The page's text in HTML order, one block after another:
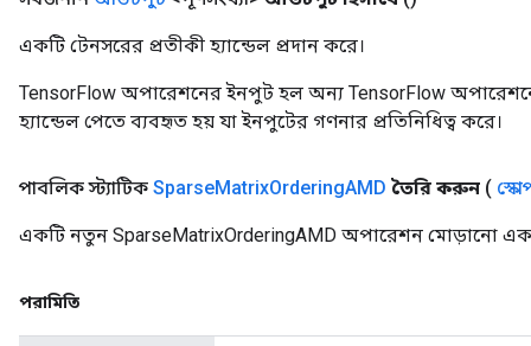
একটি টেনসরের প্রতীকী হ্যান্ডেল প্রদান করে।
TensorFlow অপারেশনের ইনপুট হল অন্য TensorFlow
হ্যান্ডেল পেতে ব্যবহৃত হয় যা ইনপুটের গণনার প্রতিনিধিত্ব করে।
পাবলিক স্ট্যাটিক SparseMatrixOrderingAMD তৈরি করুন (
একটি নতুন SparseMatrixOrderingAMD অপারেশন মোড়ানো
পরামিতি